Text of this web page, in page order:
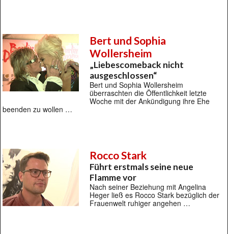
Bert und Sophia
Wollersheim
„Liebescomeback nicht
ausgeschlossen“
Bert und Sophia Wollersheim
überraschten die Öffentlichkeit letzte
Woche mit der Ankündigung ihre Ehe
beenden zu wollen …
Rocco Stark
Führt erstmals seine neue
Flamme vor
Nach seiner Beziehung mit Angelina
Heger ließ es Rocco Stark bezüglich der
Frauenwelt ruhiger angehen …